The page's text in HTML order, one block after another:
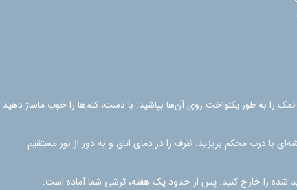
را به طور یکنواخت روی آن‌ها بپاشید. با دست، کلم‌ها را خوب ماساژ دهید
با درب محکم بریزید. ظرف را در دمای اتاق و به دور از نور مستقیم
شده را خارج کنید. پس از حدود یک هفته، ترشی شما آماده است.